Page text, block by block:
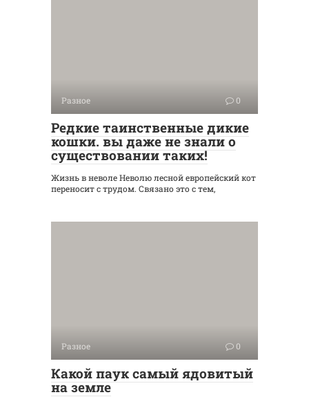
Разное 0
Редкие таинственные дикие
кошки. вы даже не знали о
существовании таких!
Жизнь в неволе Неволю лесной европейский кот
переносит с трудом. Связано это с тем,
Разное 0
Какой паук самый ядовитый
на земле